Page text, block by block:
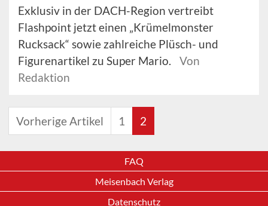
Exklusiv in der DACH-Region vertreibt
Flashpoint jetzt einen „Krümelmonster
Rucksack“ sowie zahlreiche Plüsch- und
Figurenartikel zu Super Mario.
Von
Redaktion
Vorherige Artikel 1 2
FAQ
Meisenbach Verlag
Datenschutz